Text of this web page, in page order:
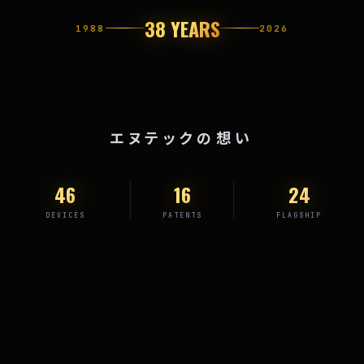
1988 38 YEARS 2026
エヌテックの想い
46
DEVICES
16
PATENTS
24
FLAGSHIP